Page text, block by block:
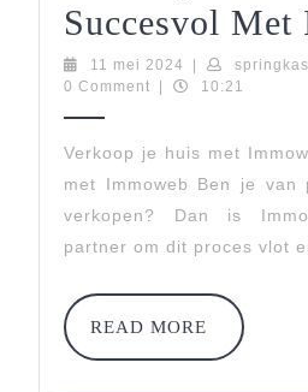
Succesvol Met
11 mei 2024 11
mei
|
0 Comment
| 10:21
Verkoop je huis met
met Immoweb Ben je
verkopen? Dan is
partner om dit proces vlot
READ MORE
READ
MORE